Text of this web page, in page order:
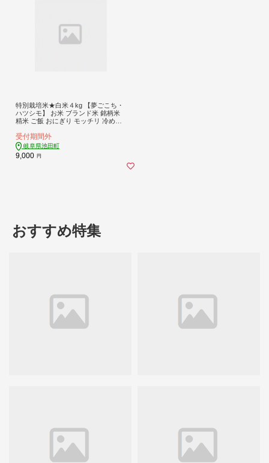
特別栽培米★白米４kg 【夢ごこち・
ハツシモ】 お米 ブランド米 銘柄米
精米 ご飯 おにぎり モッチリ 冷めて
受付期間外
岐阜県池田町
9,000 円
おすすめ特集